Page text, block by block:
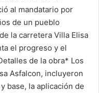
al mandatario por
de un pueblo
la carretera Villa Elisa
el progreso y el
de la obra* Los
Asfalcon, incluyeron
base, la aplicación de